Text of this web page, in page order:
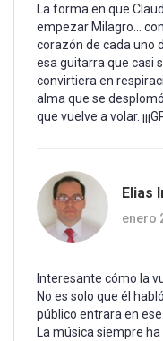
La forma en que
empezar Milagro...
corazón de cada uno
esa guitarra que casi
convirtiera en
alma que se
que vuelve a volar.
Elias
enero
Interesante cómo la
No es solo que él
público entrara en
La música siempre